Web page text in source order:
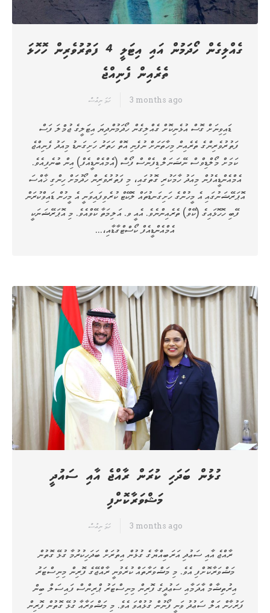
ގެއްލިގެން ހޯދަމުން އައި އިޓަލީ 4 ފަތުރުވެރިން ހޮހޮޅަ
ތެރެއިން ފެނިއްޖެ
ހަމަ ނިއުސް 3 months ago
ޑައިވިނަށް ގޮސް އުޅެނިކޮށް ގެއްލިގެން ހޯދަމުންދިޔަ އިޓަލީގެ ޖުމްލަ ފަސް
ފަތުރުވެރިންގެ ތެރެއިން މިހާތަނަށް ނުފެނި އޮތް ހަތަރު ހަށިގަނޑު މިއަދު ފެނިއްޖެ
ކަމަށް މޯލްޑިވްސް ނޭޝަނަލް ޑިފެންސް ފޯސް (އެމްއެންޑީއެފް) އިން ބުނެފިއެވެ.
އެމްއެންޑީއެފުން މިއަދު ހާމަކުރި ގޮތުގައި، މި ފަތުރުވެރިން ހޯދުމަށް ހިންގި ޚާއްސަ
އޮޕަރޭޝަނުގައި އެ މީހުންގެ ހަށިގަނޑުތައް ލޮކޭޓް ކުރެވިފައިވަނީ އެ މީހުން ޑައިވްކުރަން
ފޭބި ހޮހޮޅައިގެ (ކޭވް) ތެރެއިންނެވެ. އެއީ ވ. އަލިމަތާ ކޭވްއެވެ. މި އޮޕަރޭޝަނަކީ
އެމްއެންޑީއެފް ކޯސްޓްގާޑާއި،…
ގުޅުން ބަދަހި ކުރަން ރާއްޖެ އާއި ސައުދީ
މަޝްވަރާކޮށްފި
ހަމަ ނިއުސް 3 months ago
ރާއްޖެ އާއި ސަޢުދި އަރަބިއްޔާގެ ގުޅުން އިތުރަށް ބަދަހިކުރުމާ ގުޅޭ ގޮތުން
މަޝްވަރާކޮށްފި އެވެ. މި މަޝްވަރާތައް ކުރެވުނީ ރާއްޖޭގެ ފޮރިން މިނިސްޓަރު
އިރުތިޝާމް އާދަމާއި ސަޢުދީގެ ފޮރިން މިނިސްޓަރު ޕްރިންސް ފައިސަލް ބިން
ފަރުހާން އަލް ސަޢުދު ވަނީ ފޯނުން ގުޅުއްވަ އެވެ. މި މަޝްވަރާއާ ގުޅޭ ގޮތުން ފޮރިން